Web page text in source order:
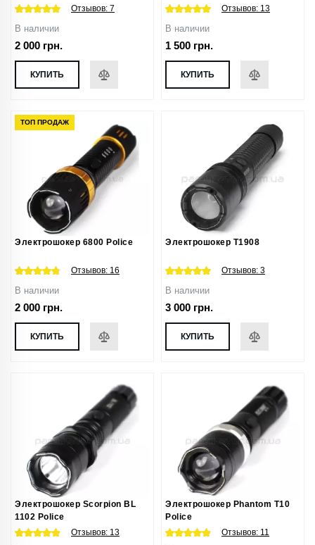
Отзывов: 7
В наличии
2 000 грн.
КУПИТЬ
Отзывов: 13
В наличии
1 500 грн.
КУПИТЬ
ТОП ПРОДАЖ
Электрошокер 6800 Police
Отзывов: 16
В наличии
2 000 грн.
КУПИТЬ
Электрошокер T1908
Отзывов: 3
В наличии
3 000 грн.
КУПИТЬ
Электрошокер Scorpion BL
1102 Police
Отзывов: 13
Электрошокер Phantom T10
Police
Отзывов: 11